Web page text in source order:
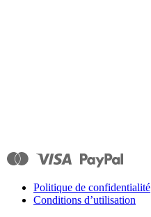
Politique de confidentialité
Conditions d’utilisation